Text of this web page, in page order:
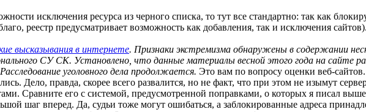
исключения ресурса из черного списка, то тут все стандартно: так как
реестр предусматривает возможность как добавления, так и исключения
высказывания в интернете. Признаки экстремизма обнаружены в содержании
СУ СК. Установлено, что данные материалы весной этого года на сайте
уголовного дела продолжается. Это вам по вопросу оценки веб-
Дело, правда, скорее всего развалится, но не факт, что при этом не изымут
Сравните его с системой, предусмотренной поправками, о которых я писал
шаг вперед. Да, судьи тоже могут ошибаться, а заблокированные адреса